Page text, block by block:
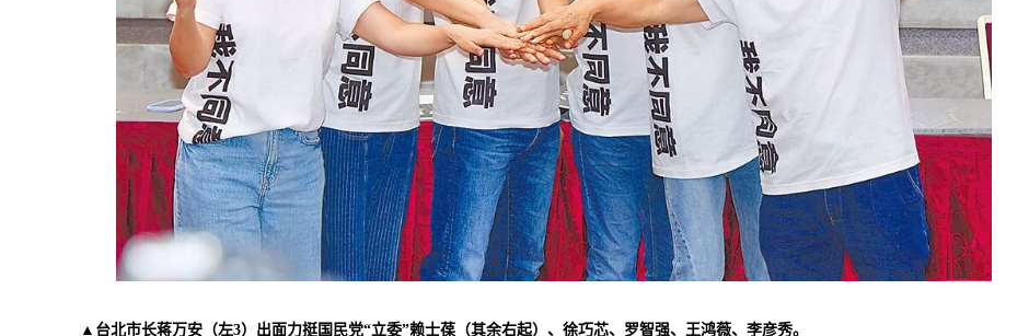
▲台北市长蒋万安（左3）出面力挺国民党“立委”赖士葆（其余右起）、徐巧芯、罗智强、王鸿薇、李彦秀。